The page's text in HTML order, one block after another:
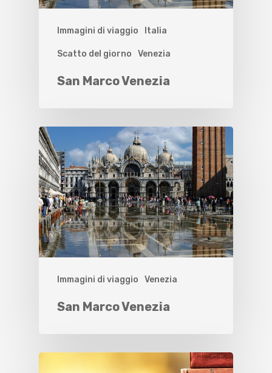
Immagini di viaggio Italia
Scatto del giorno Venezia
San Marco Venezia
Immagini di viaggio Venezia
San Marco Venezia